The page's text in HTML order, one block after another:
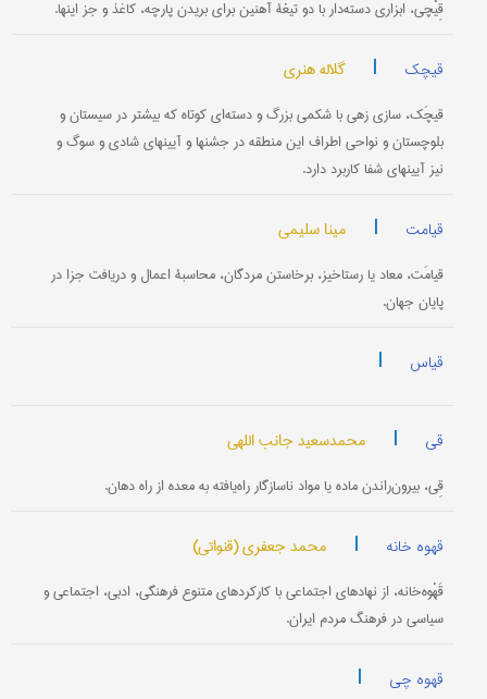
قِیْچی، ابزاری دسته‌دار با دو تیغۀ آهنین برای بریدن پارچه، کاغذ و جز اینها.
قیچک | گلاله هنری
قیچَک، سازی زهی با شکمی بزرگ و دسته‌ای کوتاه که بیشتر در سیستان و
بلوچستان و نواحی اطراف این منطقه در جشنها و آیینهای شادی و سوگ و
نیز آیینهای شفا کاربرد دارد.
قیامت | مینا سلیمی
قیامَت، معاد یا رستاخیز، برخاستن مردگان، محاسبۀ اعمال و دریافت جزا در
پایان جهان.
قیاس |
قی | محمدسعید جانب اللهی
قِی، بیرون‌راندن ماده یا مواد ناسازگار راه‌یافته به معده از راه دهان.
قهوه خانه | محمد جعفری (قنواتی)
قَهْوه‌خانه، از نهادهای اجتماعی با کارکردهای متنوع فرهنگی، ادبی، اجتماعی و
سیاسی در فرهنگ مردم ایران.
قهوه چی |